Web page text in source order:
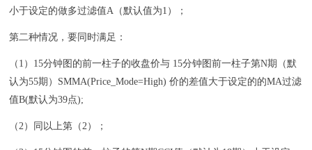
小于设定的做多过滤值A（默认值为1）；
第二种情况，要同时满足：
（1）15分钟图的前一柱子的收盘价与 15分钟图前一柱子第N期（默
认为55期）SMMA(Price_Mode=High) 价的差值大于设定的的MA过滤
值B(默认为39点);
（2）同以上第（2）；